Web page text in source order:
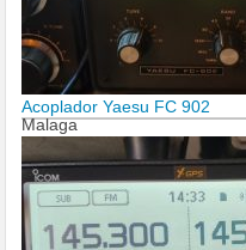
Acoplador Yaesu FC 902
Malaga